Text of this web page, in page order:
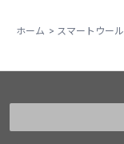
ホーム > スマートウール